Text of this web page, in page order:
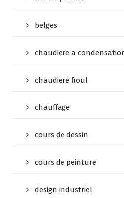
belges
chaudiere a
chaudiere fioul
chauffage
cours de dessin
cours de peinture
design industriel